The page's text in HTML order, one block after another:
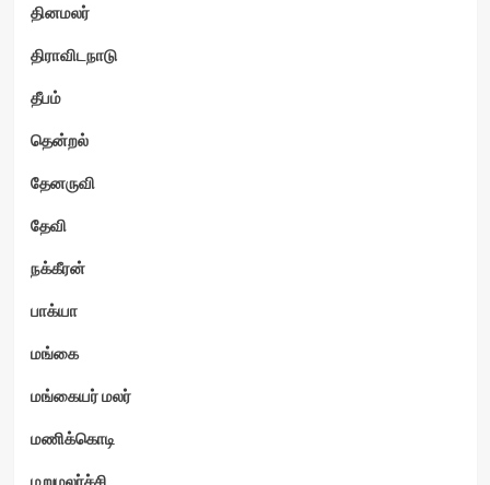
தினமலர்
திராவிடநாடு
தீபம்
தென்றல்
தேனருவி
தேவி
நக்கீரன்
பாக்யா
மங்கை
மங்கையர் மலர்
மணிக்கொடி
மறுமலர்ச்சி